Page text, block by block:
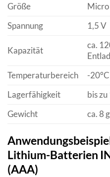
Größe
Micro
Spannung
1,5 V
Kapazität
ca.
Temperaturbereich
-
Lagerfähigkeit
bis
Gewicht
ca. 8
Lithium-Batterien
(AAA)